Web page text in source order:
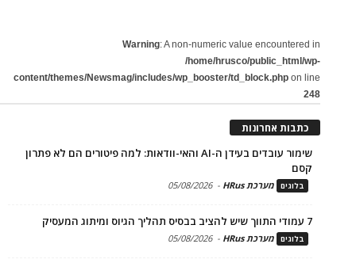
Warning: A non-numeric value encountered in
/home/hrusco/public_html/wp-
content/themes/Newsmag/includes/wp_booster/td_block.php on line
248
כתבות אחרונות
שימור עובדים בעידן ה-AI והאי-וודאות: למה פיטורים הם לא פתרון
קסם
בלוגים מערכת HRus -
05/08/2026
7 עמודי התווך שיש להציב בבסיס תהליך הגיוס ומיתוג המעסיק
בלוגים מערכת HRus -
05/08/2026